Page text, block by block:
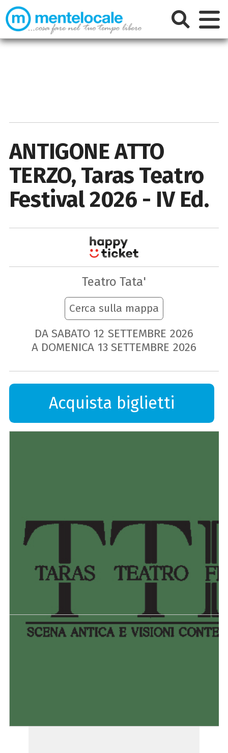
ANTIGONE ATTO
TERZO, Taras Teatro
Festival 2026 - IV Ed.
Teatro Tata'
Cerca sulla mappa
DA SABATO 12 SETTEMBRE 2026
A DOMENICA 13 SETTEMBRE 2026
Acquista biglietti